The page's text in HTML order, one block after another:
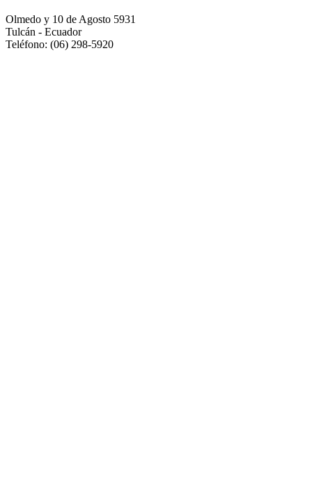
Olmedo y 10 de Agosto 5931
Tulcán - Ecuador
Teléfono: (06) 298-5920